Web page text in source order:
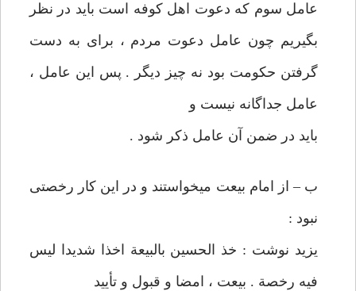
عامل سوم كه دعوت اهل كوفه است بايد در نظر
بگيريم چون عامل‏ دعوت مردم ، برای به دست
گرفتن حكومت بود نه چيز ديگر . پس اين عامل‏ ،
عامل جداگانه نيست و
بايد در ضمن آن عامل ذكر شود .
ب – از امام بيعت می‏خواستند و در اين كار رخصتی
نبود :
يزيد نوشت : خذ الحسين بالبيعة اخذا شديدا ليس
فيه رخصة . بيعت ، امضا و قبول و تأييد